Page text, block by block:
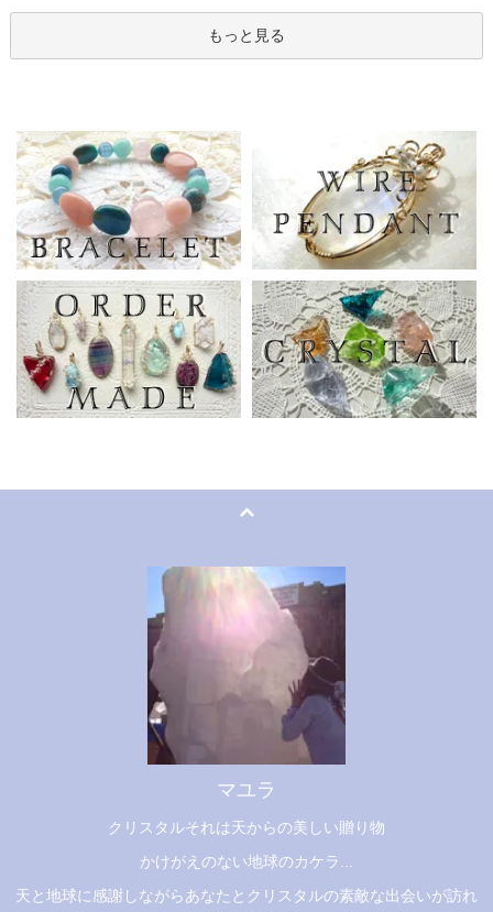
もっと見る
マユラ
クリスタルそれは天からの美しい贈り物
かけがえのない地球のカケラ...
天と地球に感謝しながらあなたとクリスタルの素敵な出会いが訪れ